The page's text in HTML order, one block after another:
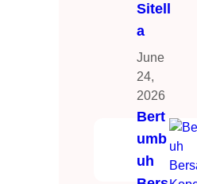
Sitell
a
June
24,
2026
Bert
umb
uh